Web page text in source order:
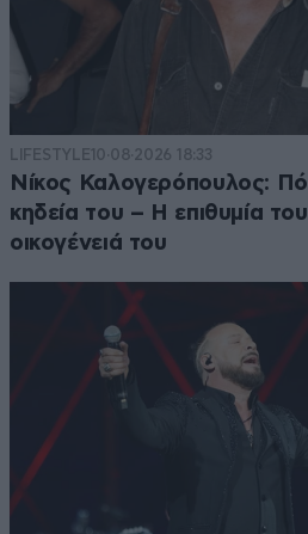
LIFESTYLE10·08·2026 18:33
Νίκος Καλογερόπουλος:
κηδεία του – Η επιθυμία
οικογένειά του